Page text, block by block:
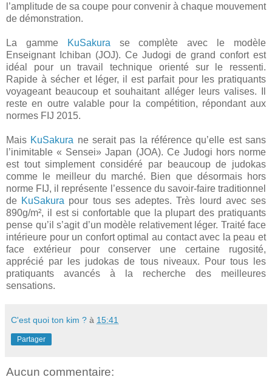
l’amplitude de sa coupe pour convenir à chaque mouvement
de démonstration.
La gamme KuSakura se complète avec le modèle
Enseignant Ichiban (JOJ). Ce Judogi de grand confort est
idéal pour un travail technique orienté sur le ressenti.
Rapide à sécher et léger, il est parfait pour les pratiquants
voyageant beaucoup et souhaitant alléger leurs valises. Il
reste en outre valable pour la compétition, répondant aux
normes FIJ 2015.
Mais KuSakura ne serait pas la référence qu’elle est sans
l’inimitable « Sensei» Japan (JOA). Ce Judogi hors norme
est tout simplement considéré par beaucoup de judokas
comme le meilleur du marché. Bien que désormais hors
norme FIJ, il représente l’essence du savoir-faire traditionnel
de KuSakura pour tous ses adeptes. Très lourd avec ses
890g/m², il est si confortable que la plupart des pratiquants
pense qu’il s’agit d’un modèle relativement léger. Traité face
intérieure pour un confort optimal au contact avec la peau et
face extérieur pour conserver une certaine rugosité,
apprécié par les judokas de tous niveaux. Pour tous les
pratiquants avancés à la recherche des meilleures
sensations.
C'est quoi ton kim ? à 15:41
Partager
Aucun commentaire: